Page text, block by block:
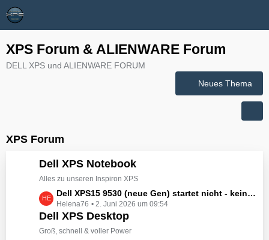
XPS Forum & ALIENWARE Forum
DELL XPS und ALIENWARE FORUM
Neues Thema
XPS Forum
Dell XPS Notebook
Alles zu unseren Inspiron XPS
L
e
t
z
Dell XPS15 9530 (neue Gen) startet nicht - kein booten, kein Licht - nichts tut sich - hat jemand eine Idee wie man ihn zum Leben erwecken könnte?
Helena76 2. Juni 2026 um 09:54
Dell XPS Desktop
Groß, schnell & voller Power